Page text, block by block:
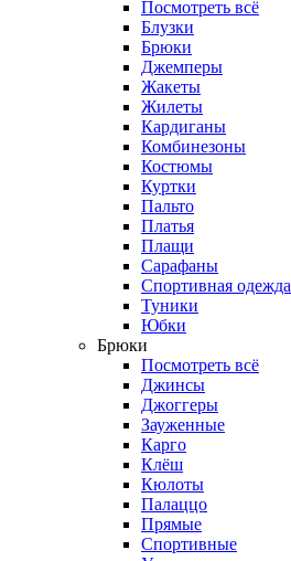
Посмотреть всё
Блузки
Брюки
Джемперы
Жакеты
Жилеты
Кардиганы
Комбинезоны
Костюмы
Куртки
Пальто
Платья
Плащи
Сарафаны
Спортивная одежда
Туники
Юбки
Брюки
Посмотреть всё
Джинсы
Джоггеры
Зауженные
Карго
Клёш
Кюлоты
Палаццо
Прямые
Спортивные